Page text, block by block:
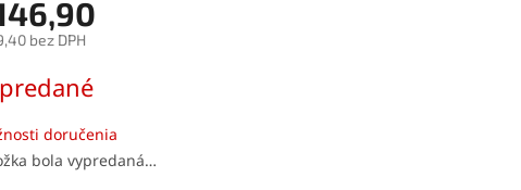
bez DPH
doručenia
bola vypredaná…